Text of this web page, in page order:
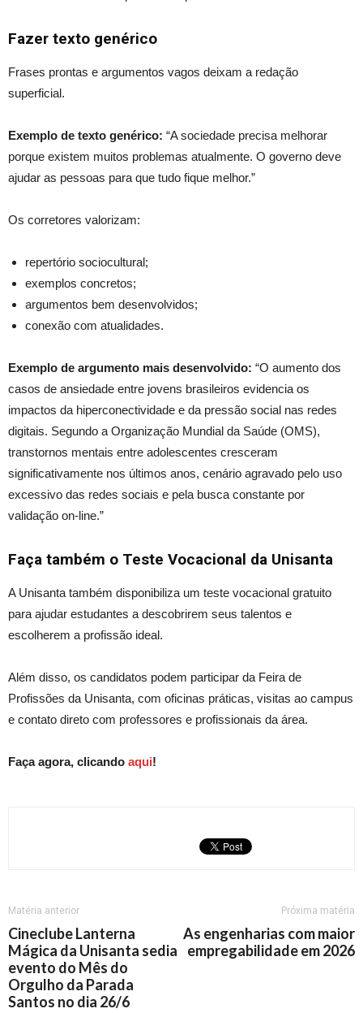
Fazer texto genérico
Frases prontas e argumentos vagos deixam a redação
superficial.
Exemplo de texto genérico: “A sociedade precisa melhorar
porque existem muitos problemas atualmente. O governo deve
ajudar as pessoas para que tudo fique melhor.”
Os corretores valorizam:
repertório sociocultural;
exemplos concretos;
argumentos bem desenvolvidos;
conexão com atualidades.
Exemplo de argumento mais desenvolvido: “O aumento dos
casos de ansiedade entre jovens brasileiros evidencia os
impactos da hiperconectividade e da pressão social nas redes
digitais. Segundo a Organização Mundial da Saúde (OMS),
transtornos mentais entre adolescentes cresceram
significativamente nos últimos anos, cenário agravado pelo uso
excessivo das redes sociais e pela busca constante por
validação on-line.”
Faça também o Teste Vocacional da Unisanta
A Unisanta também disponibiliza um teste vocacional gratuito
para ajudar estudantes a descobrirem seus talentos e
escolherem a profissão ideal.
Além disso, os candidatos podem participar da Feira de
Profissões da Unisanta, com oficinas práticas, visitas ao campus
e contato direto com professores e profissionais da área.
Faça agora, clicando aqui!
Matéria anterior
Cineclube Lanterna
Mágica da Unisanta sedia
evento do Mês do
Orgulho da Parada
Santos no dia 26/6
Próxima matéria
As engenharias com maior
empregabilidade em 2026